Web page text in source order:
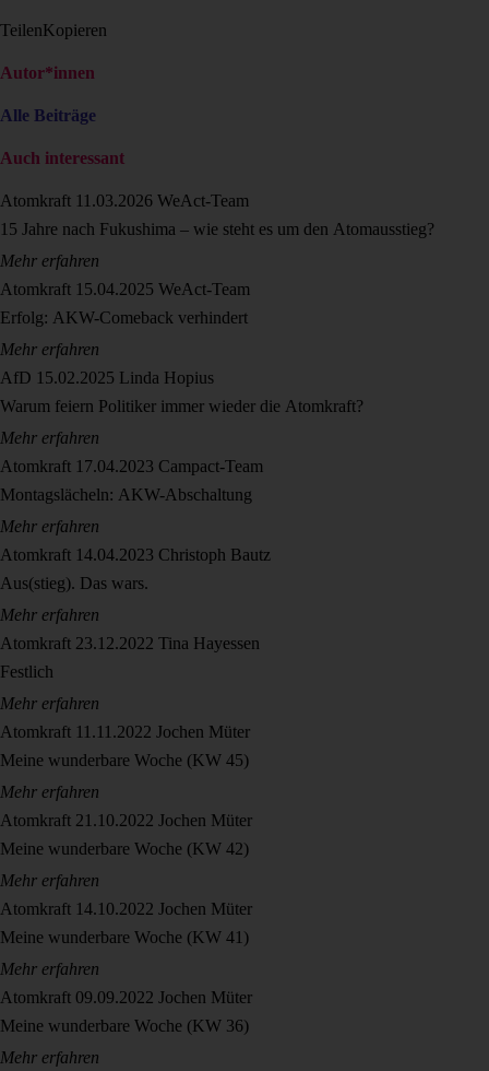
TeilenKopieren
Autor*innen
Alle Beiträge
Auch interessant
Atomkraft 11.03.2026 WeAct-Team
15 Jahre nach Fukushima – wie steht es um den Atomausstieg?
Mehr erfahren
Atomkraft 15.04.2025 WeAct-Team
Erfolg: AKW-Comeback verhindert
Mehr erfahren
AfD 15.02.2025 Linda Hopius
Warum feiern Politiker immer wieder die Atomkraft?
Mehr erfahren
Atomkraft 17.04.2023 Campact-Team
Montagslächeln: AKW-Abschaltung
Mehr erfahren
Atomkraft 14.04.2023 Christoph Bautz
Aus(stieg). Das wars.
Mehr erfahren
Atomkraft 23.12.2022 Tina Hayessen
Festlich
Mehr erfahren
Atomkraft 11.11.2022 Jochen Müter
Meine wunderbare Woche (KW 45)
Mehr erfahren
Atomkraft 21.10.2022 Jochen Müter
Meine wunderbare Woche (KW 42)
Mehr erfahren
Atomkraft 14.10.2022 Jochen Müter
Meine wunderbare Woche (KW 41)
Mehr erfahren
Atomkraft 09.09.2022 Jochen Müter
Meine wunderbare Woche (KW 36)
Mehr erfahren